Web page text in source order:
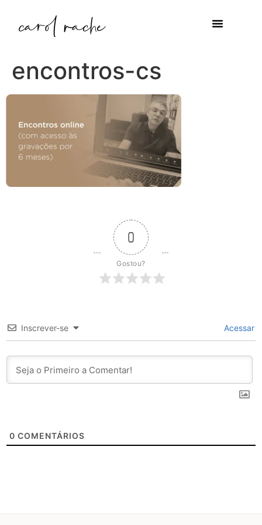
encontros-cs
0
Gostou?
Inscrever-se Acessar
0 COMENTÁRIOS